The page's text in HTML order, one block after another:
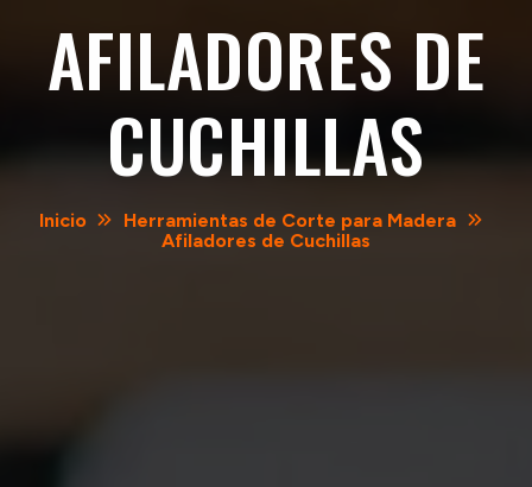
AFILADORES DE
CUCHILLAS
Inicio
Herramientas de Corte para Madera
Afiladores de Cuchillas